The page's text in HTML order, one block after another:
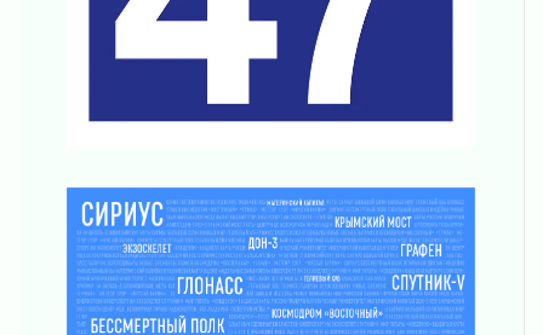
За сутки в Ленинградской области
ликвидировали 10 пожаров
Клюква наливается, но в корзинку пока не
просится
Строительные компании Ленобласти
подняли зарплаты почти на 40% за год
03 августа 2026
Шесть новых жизней в честь дня рождения
Ленинградской области
03 августа 2026